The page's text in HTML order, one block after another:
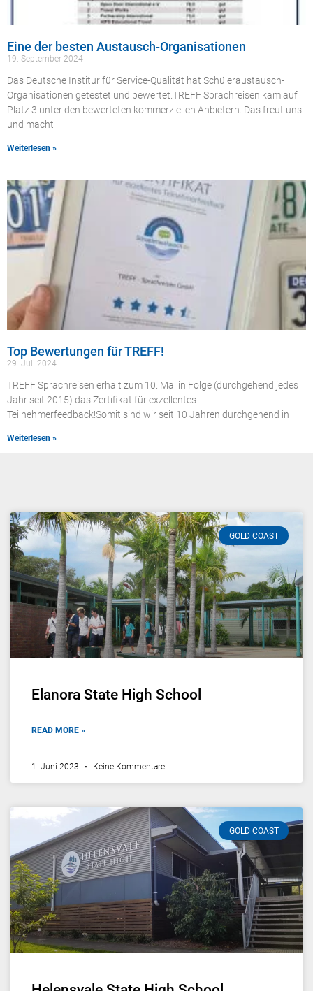
Eine der besten Austausch-Organisationen
19. September 2024
Das Deutsche Institur für Service-Qualität hat Schüleraustausch-
Organisationen getestet und bewertet.TREFF Sprachreisen kam auf
Platz 3 unter den bewerteten kommerziellen Anbietern. Das freut uns
und macht
Weiterlesen »
Top Bewertungen für TREFF!
29. Juli 2024
TREFF Sprachreisen erhält zum 10. Mal in Folge (durchgehend jedes
Jahr seit 2015) das Zertifikat für exzellentes
Teilnehmerfeedback!Somit sind wir seit 10 Jahren durchgehend in
Weiterlesen »
GOLD COAST
Elanora State High School
READ MORE »
1. Juni 2023 Keine Kommentare
GOLD COAST